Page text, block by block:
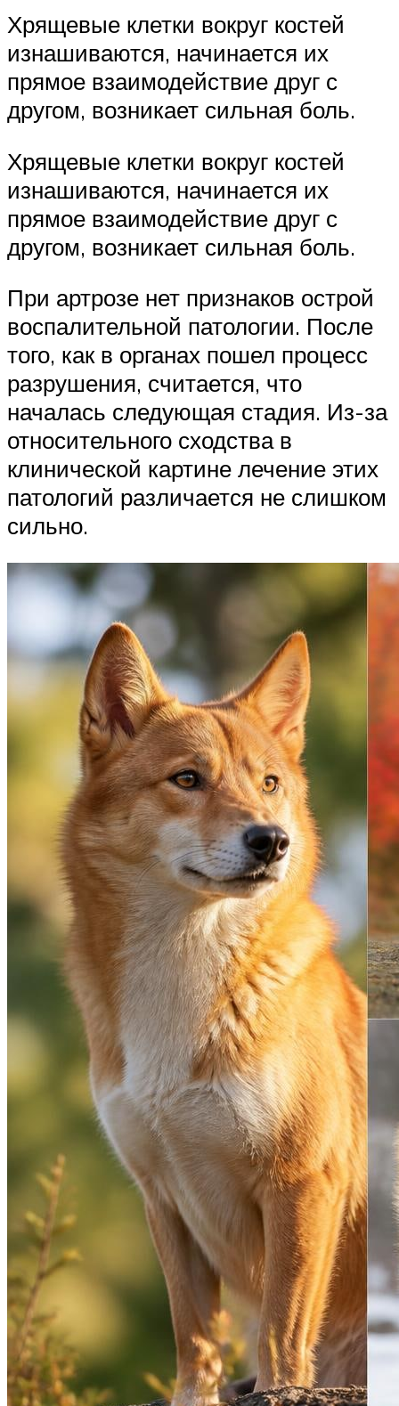
Хрящевые клетки вокруг костей
изнашиваются, начинается их
прямое взаимодействие друг с
другом, возникает сильная боль.
Хрящевые клетки вокруг костей
изнашиваются, начинается их
прямое взаимодействие друг с
другом, возникает сильная боль.
При артрозе нет признаков острой
воспалительной патологии. После
того, как в органах пошел процесс
разрушения, считается, что
началась следующая стадия. Из-за
относительного сходства в
клинической картине лечение этих
патологий различается не слишком
сильно.